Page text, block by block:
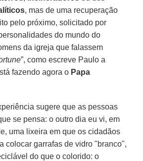
, mas de uma recuperação
pelo próximo, solicitado por
do mundo do
da igreja que falassem
”, como escreve Paulo a
fazendo agora o Papa
sugere que as pessoas
se pensa: o outro dia eu vi, em
uma lixeira em que os cidadãos
colocar garrafas de vidro "branco",
do que o colorido: o